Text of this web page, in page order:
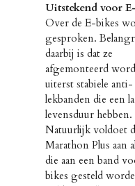
Uitstekend voor
Over de E-bikes
gesproken.
daarbij is dat ze
afgemonteerd
uiterst stabiele anti-
lekbanden die een
levensduur hebben.
Natuurlijk voldoet
Marathon Plus aan
die aan een band
bikes gesteld